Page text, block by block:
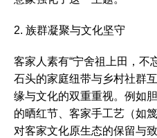
2. 族群凝聚与文化坚守
客家人素有“宁舍祖上田，不
石头的家庭纽带与乡村社群
缘与文化的双重重视。例如
的晒红节、客家手工艺（如
对客家文化原生态的保留与致